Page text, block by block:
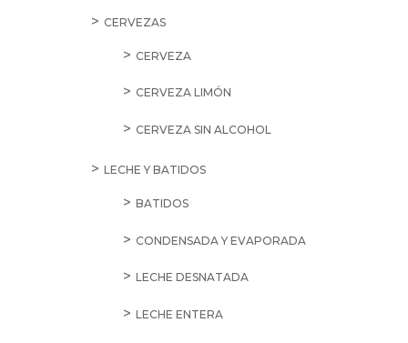
CERVEZAS
CERVEZA
CERVEZA LIMÓN
CERVEZA SIN ALCOHOL
LECHE Y BATIDOS
BATIDOS
CONDENSADA Y EVAPORADA
LECHE DESNATADA
LECHE ENTERA